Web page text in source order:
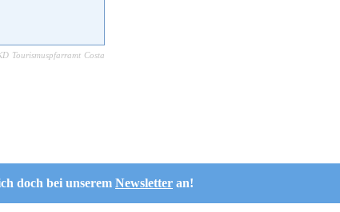
Tourismuspfarramt Costa
doch bei unserem Newsletter an!